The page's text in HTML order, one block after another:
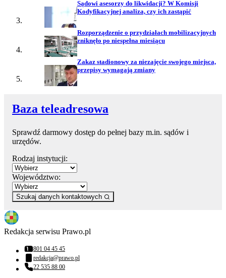
Sądowi asesorzy do likwidacji? W Komisji
Kodyfikacyjnej analiza, czy ich zastąpić
Rozporządzenie o przydziałach mobilizacyjnych
zniknęło po niespełna miesiącu
Zakaz stadionowy za niezajęcie swojego miejsca,
przepisy wymagają zmiany
Baza teleadresowa
Sprawdź darmowy dostęp do pełnej bazy m.in. sądów i
urzędów.
Rodzaj instytucji:
Województwo:
Szukaj danych kontaktowych
Redakcja serwisu Prawo.pl
Numer telefonu:
801 04 45 45
Adres email:
redakcja@prawo.pl
Numer telefonu:
22 535 88 00